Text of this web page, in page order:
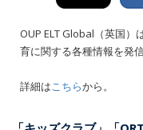
OUP ELT Global（英国）
育に関する各種情報を発
詳細はこちらから。